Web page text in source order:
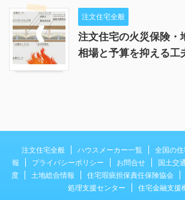
注文住宅全般
注文住宅の火災保険・
相場と予算を抑える工
注文住宅全般 ハウスメーカー一覧 全国の
報
プライバシーポリシー お問合せ 国土交
度
土地総合情報 住宅瑕疵担保責任保険協会
処理支援センター
住宅金融支援